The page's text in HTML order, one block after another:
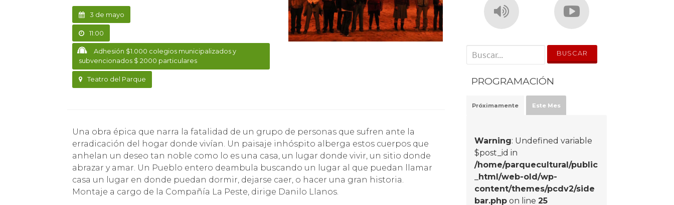
3 de mayo
11:00
Adhesión $1.000 colegios municipalizados y
subvencionados $ 2000 particulares
Teatro del Parque
Una obra épica que narra la fatalidad de un grupo de personas que sufren ante la
erradicación del hogar donde vivían. Un paisaje inhóspito alberga estos cuerpos que
anhelan un deseo tan noble como lo es una casa, un lugar donde vivir, un sitio donde
abrazar y amar. Un Pueblo entero deambula buscando un lugar al que puedan llamar
casa un lugar en donde puedan dormir, dejarse caer, o hacer una gran historia.
Montaje a cargo de la Compañía La Peste, dirige Danilo Llanos.
' . __('Search for:') . '
PROGRAMACIÓN
Próximamente Este Mes
Warning: Undefined variable
$post_id in
/home/parquecultural/public
_html/web-old/wp-
content/themes/pcdv2/side
bar.php on line25